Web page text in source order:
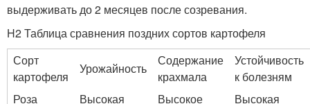
выдерживать до 2 месяцев после созревания.
H2 Таблица сравнения поздних сортов картофеля
Сорт
картофеля
Урожайность
Содержание
крахмала
Устойчивость
к болезням
Роза
Высокая Высокое
Высокая